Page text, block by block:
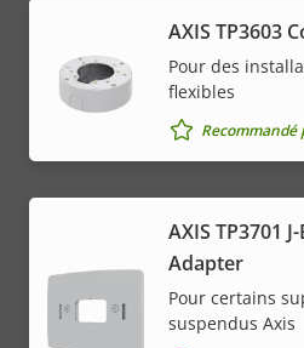
AXIS TP3603
Pour des
flexibles
AXIS TP3701
Adapter
Pour certains
suspendus Axis